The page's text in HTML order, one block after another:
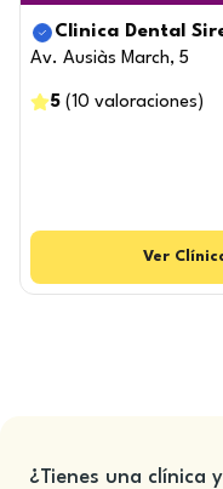
Clinica Dental
Av. Ausiàs March, 5
5 (10 valoraciones )
Ver
¿Tienes una clínica